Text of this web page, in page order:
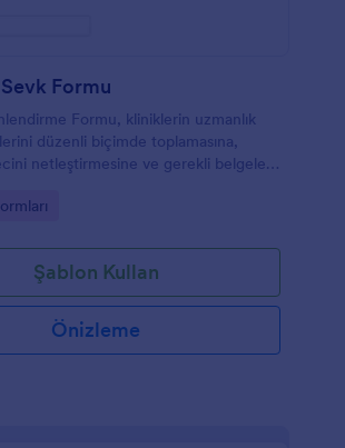
Formu
Formu, kliniklerin uzmanlık
düzenli biçimde toplamasına,
netleştirmesine ve gerekli belgeleri
Şablon Kullan
Önizleme